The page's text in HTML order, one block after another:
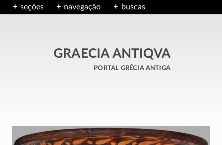
seções navegação buscas
GRAECIA ANTIQVA
portal grécia antiga